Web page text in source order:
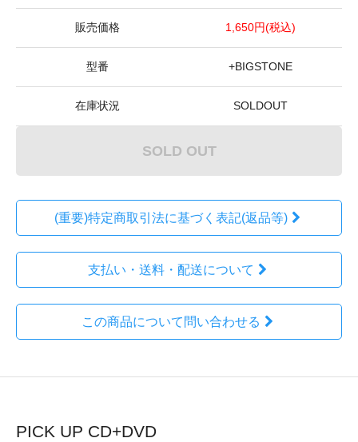
販売価格 1,650円(税込)
型番 +BIGSTONE
在庫状況 SOLDOUT
SOLD OUT
(重要)特定商取引法に基づく表記(返品等)
支払い・送料・配送について
この商品について問い合わせる
PICK UP CD+DVD